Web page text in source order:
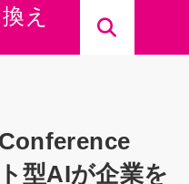
え
型AIが企業を